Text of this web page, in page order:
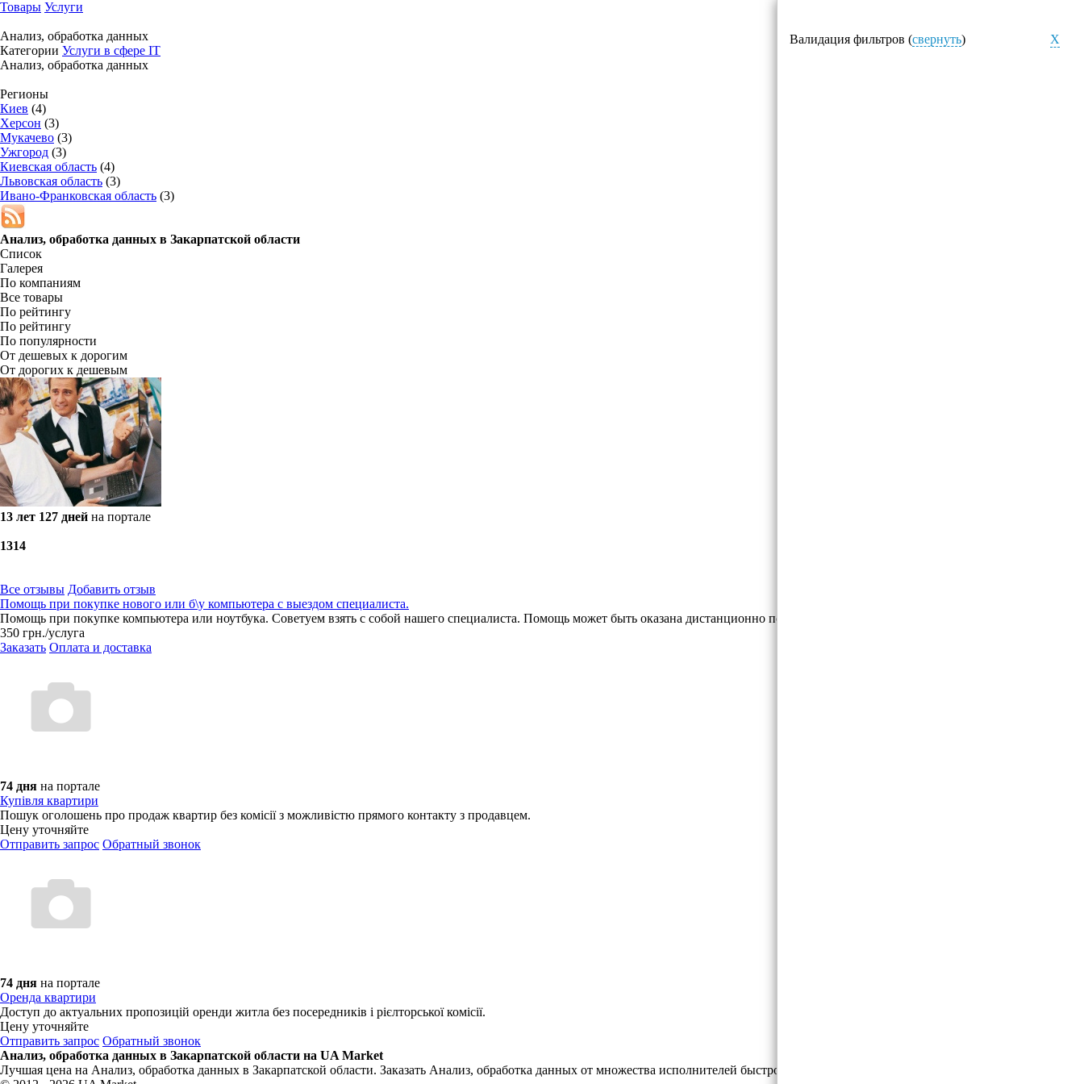
Товары Услуги
Анализ, обработка данных Валидация фильтров (свернуть)
X
Категории Услуги в сфере IT
Анализ, обработка данных
Регионы
Киев (4)
Херсон (3)
Мукачево (3)
Ужгород (3)
Киевская область (4)
Львовская область (3)
Ивано-Франковская область (3)
Анализ, обработка данных в Закарпатской области
Список
Галерея
По компаниям
Все товары
По рейтингу
По рейтингу
По популярности
От дешевых к дорогим
От дорогих к дешевым
13 лет 127 дней на портале
1314
Все отзывы Добавить отзыв
Помощь при покупке нового или б\у компьютера с выездом специалиста.
Помощь при покупке компьютера или ноутбука. Советуем взять с собой нашего специалиста. Помощь может быть оказана дистанционно по "удалёнке".
350 грн./услуга
Заказать Оплата и доставка
74 дня на портале
Купівля квартири
Пошук оголошень про продаж квартир без комісії з можливістю прямого контакту з продавцем.
Цену уточняйте
Отправить запрос Обратный звонок
74 дня на портале
Оренда квартири
Доступ до актуальних пропозицій оренди житла без посередників і рієлторської комісії.
Цену уточняйте
Отправить запрос Обратный звонок
Анализ, обработка данных в Закарпатской области на UA Market
Лучшая цена на Анализ, обработка данных в Закарпатской области. Заказать Анализ, обработка данных от множества исполнителей быстро и удобно на UA Market.